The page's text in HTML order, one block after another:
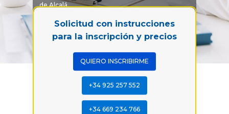
de Alcalá.
Solicitud con instrucciones
para la inscripción y precios
QUIERO INSCRIBIRME
+34 925 257 552
+34 669 234 766